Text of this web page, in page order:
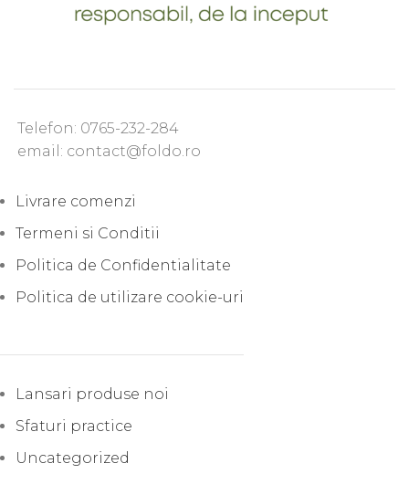
Telefon: 0765-232-284
email: contact@foldo.ro
Livrare comenzi
Termeni si Conditii
Politica de Confidentialitate
Politica de utilizare cookie-uri
Lansari produse noi
Sfaturi practice
Uncategorized